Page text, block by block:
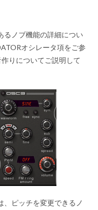
るノブ機能の詳細につい
オシレータ項をご参
りについてご説明して
、ピッチを変更できるノ